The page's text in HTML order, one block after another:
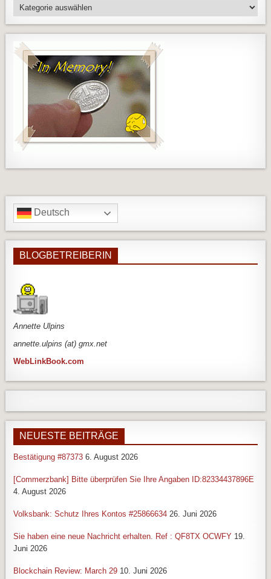
Kategorien
Deutsch
BLOGBETREIBERIN
Annette Ulpins
annette.ulpins (at) gmx.net
WebLinkBook.com
NEUESTE BEITRÄGE
Bestätigung #87373 6. August 2026
[Commerzbank] Bitte überprüfen Sie Ihre Angaben ID:82334437896E
4. August 2026
Volksbank: Schutz Ihres Kontos #25866634 26. Juni 2026
Sie haben eine neue Nachricht erhalten. Ref : QF8TX OCWFY 19.
Juni 2026
Blockchain Review: March 29 10. Juni 2026